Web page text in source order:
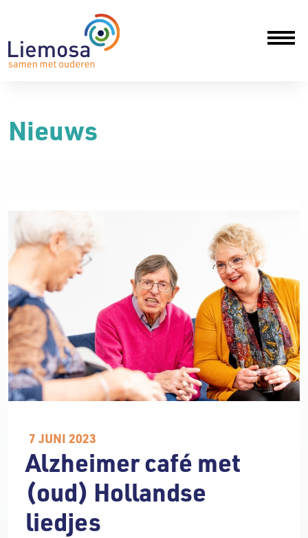
Nieuws
7 JUNI 2023
Alzheimer café met
(oud) Hollandse
liedjes